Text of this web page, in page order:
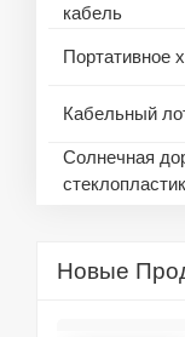
кабель
Портативное
Кабельный
Солнечная
Новые